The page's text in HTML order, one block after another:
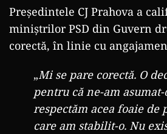
Președintele CJ Prahova a
miniștrilor PSD din Guvern
corectă, în linie cu
„Mi se pare corectă. O
pentru că ne-am
respectăm acea foaie de
care am stabilit-o. Nu